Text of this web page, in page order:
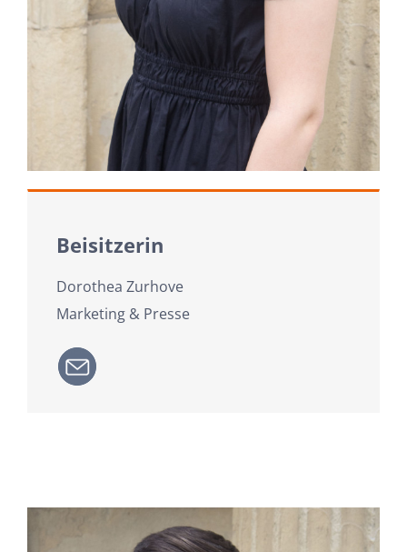
Beisitzerin
Dorothea Zurhove
Marketing & Presse